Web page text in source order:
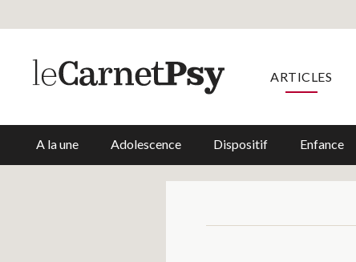
ARTICLES
A la une Adolescence Dispositif Enfance